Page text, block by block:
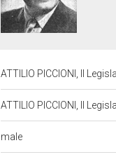
ATTILIO PICCIONI, II
ATTILIO PICCIONI, II
male